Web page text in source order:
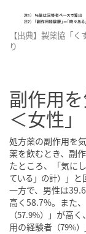
【出典】製薬協「
り
副作用
＜女性」
処方薬の副作用を
薬を飲むとき、副
たところ、「気に
ている」の計）
」
一方で、男性は
高く58.7%。また
（57.9%） 」が高
用の経験者 （79%）